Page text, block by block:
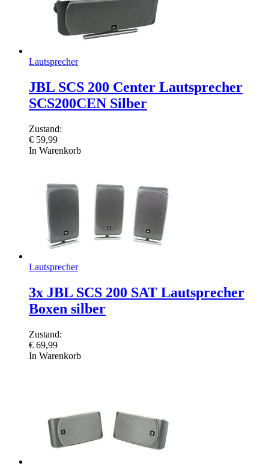
Lautsprecher
JBL SCS 200 Center Lautsprecher
SCS200CEN Silber
Zustand:
€ 59,99
In Warenkorb
Lautsprecher
3x JBL SCS 200 SAT Lautsprecher
Boxen silber
Zustand:
€ 69,99
In Warenkorb